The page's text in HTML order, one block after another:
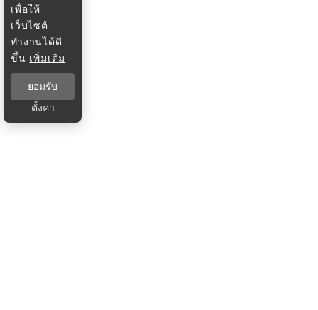
เพื่อให้
เว็บไซต์
ทำงานได้ดี
ขึ้น เพิ่มเติม
ยอมรับ
ตั้งค่า